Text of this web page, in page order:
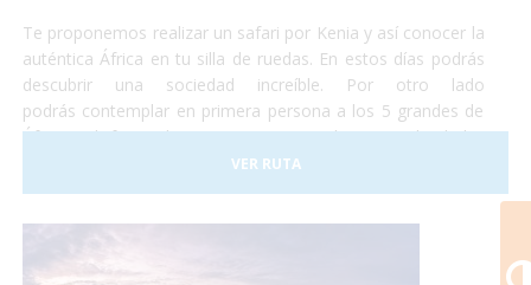
Te proponemos realizar un safari por Kenia y así conocer la
auténtica África en tu silla de ruedas. En estos días podrás
descubrir una sociedad increíble. Por otro lado
podrás contemplar en primera persona a los 5 grandes de
África y disfrutar de paisajes espectaculares. ¡No lo dudes
más y atrévete a descubrir Kenia! Es un viaje que te
marcará y te encantará.
VER RUTA